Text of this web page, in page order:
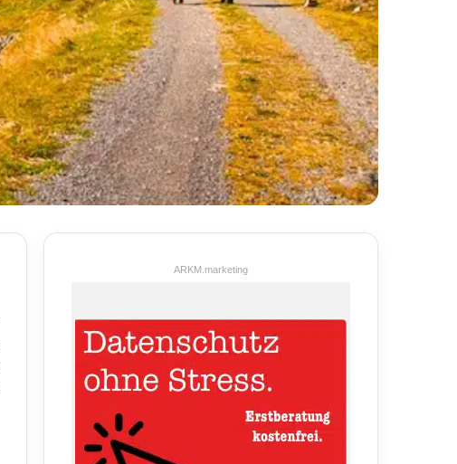
ARKM.marketing